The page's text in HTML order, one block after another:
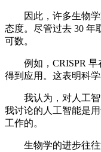
因此，许多生物学
态度。尽管过去 30 年
可数。
例如，CRISPR 早
得到应用。这表明科
我认为，对人工智
我讨论的人工智能是
工作的。
生物学的进步往往